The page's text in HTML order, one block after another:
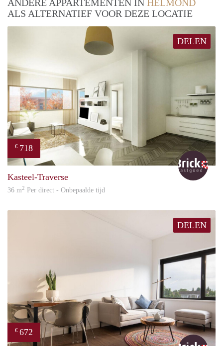
ANDERE APPARTEMENTEN IN HELMOND
ALS ALTERNATIEF VOOR DEZE LOCATIE
DELEN
€ 718
Kasteel-Traverse
36 m2 Per direct - Onbepaalde tijd
DELEN
€ 672
Brick